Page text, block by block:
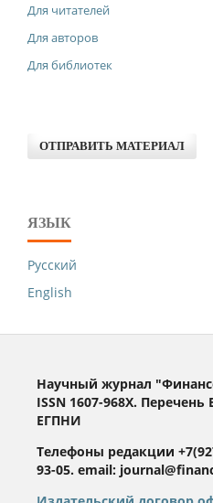
Для читателей
Для авторов
Для библиотек
ОТПРАВИТЬ МАТЕРИАЛ
ЯЗЫК
Русский
English
Научный журнал
ISSN 1607-968X.
ЕГПНИ
Телефоны редакции
93-05. email: